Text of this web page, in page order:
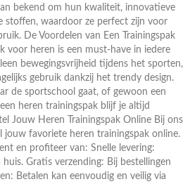
bekend om hun kwaliteit, innovatieve
stoffen, waardoor ze perfect zijn voor
De Voordelen van Een Trainingspak
voor heren is een must-have in iedere
bewegingsvrijheid tijdens het sporten,
gebruik dankzij het trendy design.
de sportschool gaat, of gewoon een
heren trainingspak blijf je altijd
Jouw Heren Trainingspak Online Bij ons
jouw favoriete heren trainingspak online.
en profiteer van: Snelle levering:
Gratis verzending: Bij bestellingen
Betalen kan eenvoudig en veilig via